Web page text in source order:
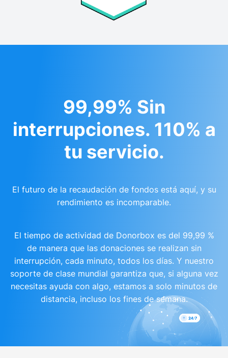
99,99% Sin
interrupciones. 110% a
tu servicio.
El futuro de la recaudación de fondos está aquí, y su
rendimiento es incomparable.
El tiempo de actividad de Donorbox es del 99,99 %
de manera que las donaciones se realizan sin
interrupción, cada minuto, todos los días. Y nuestro
soporte de clase mundial garantiza que, si alguna vez
necesitas ayuda con algo, estamos a solo minutos de
distancia, incluso los fines de semana.